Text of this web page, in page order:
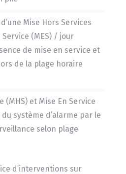
Mise Hors Services
Service (MES) / jour
de mise en service et
de la plage horaire
(MHS) et Mise En Service
système d’alarme par le
selon plage
d’interventions sur